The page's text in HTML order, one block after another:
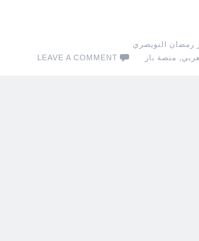
رمضان النويصري
, منصة باز LEAVE A COMMENT